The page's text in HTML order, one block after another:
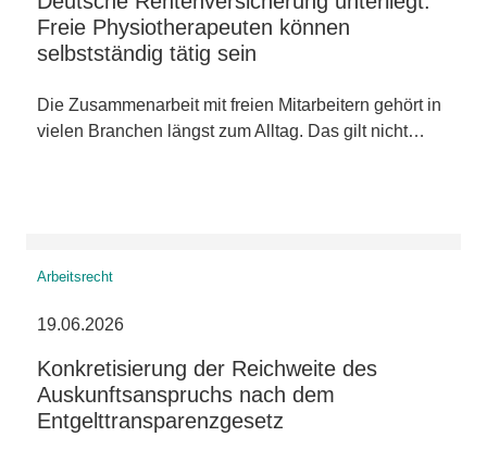
Freie Physiotherapeuten können
selbstständig tätig sein
Die Zusammenarbeit mit freien Mitarbeitern gehört in
vielen Branchen längst zum Alltag. Das gilt nicht…
Arbeitsrecht
19.06.2026
Konkretisierung der Reichweite des
Auskunftsanspruchs nach dem
Entgelttransparenzgesetz